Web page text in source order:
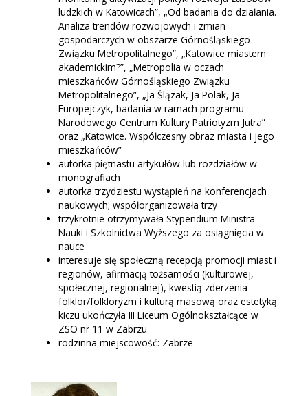
ludzkich w Katowicach”, „Od badania do działania.
Analiza trendów rozwojowych i zmian
gospodarczych w obszarze Górnośląskiego
Związku Metropolitalnego”, „Katowice miastem
akademickim?”, „Metropolia w oczach
mieszkańców Górnośląskiego Związku
Metropolitalnego”, „Ja Ślązak, Ja Polak, Ja
Europejczyk, badania w ramach programu
Narodowego Centrum Kultury Patriotyzm Jutra”
oraz „Katowice. Współczesny obraz miasta i jego
mieszkańców”
autorka piętnastu artykułów lub rozdziałów w
monografiach
autorka trzydziestu wystąpień na konferencjach
naukowych; współorganizowała trzy
trzykrotnie otrzymywała Stypendium Ministra
Nauki i Szkolnictwa Wyższego za osiągnięcia w
nauce
interesuje się społeczną recepcją promocji miast i
regionów, afirmacją tożsamości (kulturowej,
społecznej, regionalnej), kwestią zderzenia
folklor/folkloryzm i kulturą masową oraz estetyką
kiczu ukończyła III Liceum Ogólnokształcące w
ZSO nr 11 w Zabrzu
rodzinna miejscowość: Zabrze